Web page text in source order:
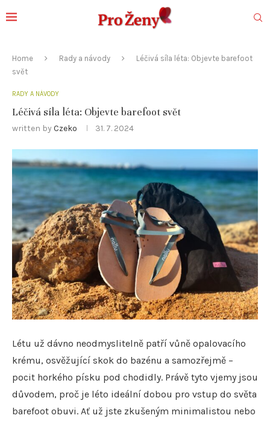
Home Rady a návody
Léčivá síla léta: Objevte barefoot
svět
RADY A NÁVODY
Léčivá síla léta: Objevte barefoot svět
written by Czeko 31. 7. 2024
Létu už dávno neodmyslitelně patří vůně opalovacího
krému, osvěžující skok do bazénu a samozřejmě –
pocit horkého písku pod chodidly. Právě tyto vjemy jsou
důvodem, proč je léto ideální dobou pro vstup do světa
barefoot obuvi. Ať už jste zkušeným minimalistou nebo